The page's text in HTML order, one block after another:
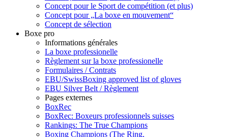
Concept pour le Sport de compétition (et plus)
Concept pour „La boxe en mouvement“
Concept de sélection
Boxe pro
Informations générales
La boxe professionelle
Règlement sur la boxe professionelle
Formulaires / Contrats
EBU/SwissBoxing approved list of gloves
EBU Silver Belt / Règlement
Pages externes
BoxRec
BoxRec: Boxeurs professionnels suisses
Rankings: The True Champions
Boxing Champions (The Ring,